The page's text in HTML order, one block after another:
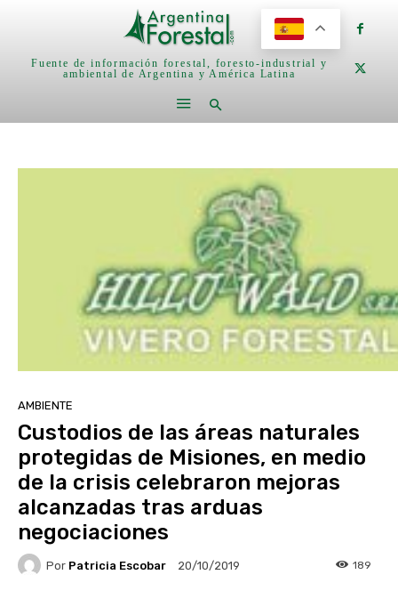
Fuente de información forestal, foresto-industrial y
ambiental de Argentina y América Latina
AMBIENTE
Custodios de las áreas naturales
protegidas de Misiones, en medio
de la crisis celebraron mejoras
alcanzadas tras arduas
negociaciones
Por Patricia Escobar 20/10/2019 189